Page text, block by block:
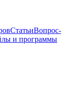
СтатьиВопрос-
и программы